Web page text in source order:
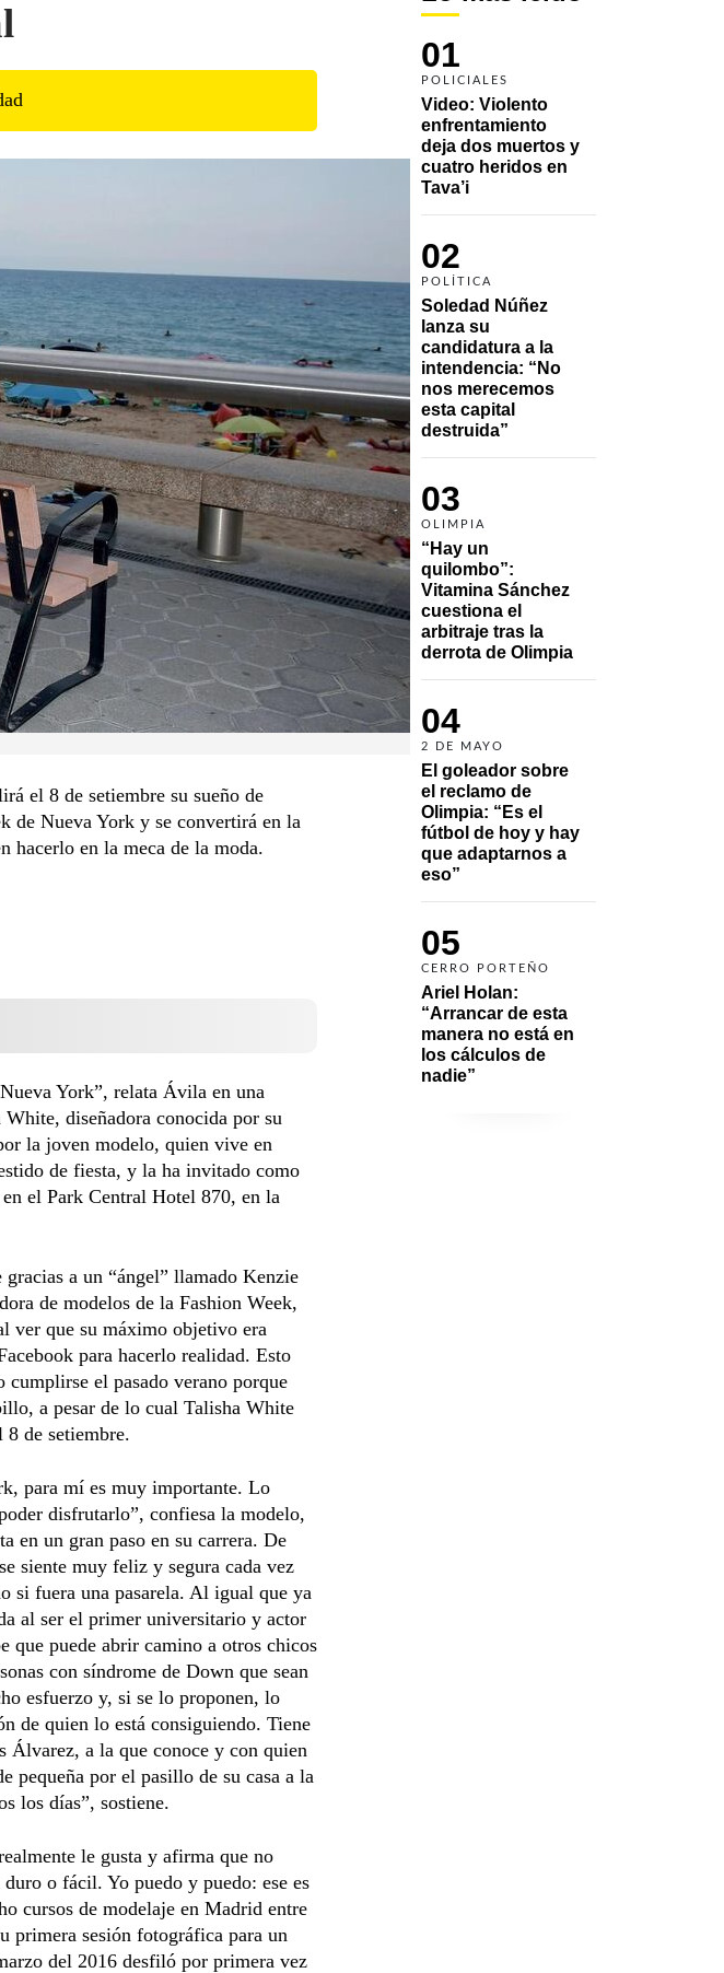
01
POLICIALES
Video: Violento
enfrentamiento
deja dos muertos y
cuatro heridos en
Tava’i
02
POLÍTICA
Soledad Núñez
lanza su
candidatura a la
intendencia: “No
nos merecemos
esta capital
destruida”
03
OLIMPIA
“Hay un
quilombo”:
Vitamina Sánchez
cuestiona el
arbitraje tras la
derrota de Olimpia
04
2 DE MAYO
El goleador sobre
el reclamo de
Olimpia: “Es el
fútbol de hoy y hay
que adaptarnos a
eso”
05
CERRO PORTEÑO
Ariel Holan:
“Arrancar de esta
manera no está en
los cálculos de
nadie”
el 8 de setiembre su sueño de
de Nueva York y se convertirá en la
hacerlo en la meca de la moda.
York”, relata Ávila en una
diseñadora conocida por su
la joven modelo, quien vive en
de fiesta, y la ha invitado como
el Park Central Hotel 870, en la
a un “ángel” llamado Kenzie
de modelos de la Fashion Week,
ver que su máximo objetivo era
para hacerlo realidad. Esto
el pasado verano porque
a pesar de lo cual Talisha White
de setiembre.
para mí es muy importante. Lo
disfrutarlo”, confiesa la modelo,
en un gran paso en su carrera. De
siente muy feliz y segura cada vez
si fuera una pasarela. Al igual que ya
al ser el primer universitario y actor
que puede abrir camino a otros chicos
con síndrome de Down que sean
esfuerzo y, si se lo proponen, lo
de quien lo está consiguiendo. Tiene
Álvarez, a la que conoce y con quien
pequeña por el pasillo de su casa a la
los días”, sostiene.
le gusta y afirma que no
o fácil. Yo puedo y puedo: ese es
cursos de modelaje en Madrid entre
primera sesión fotográfica para un
del 2016 desfiló por primera vez